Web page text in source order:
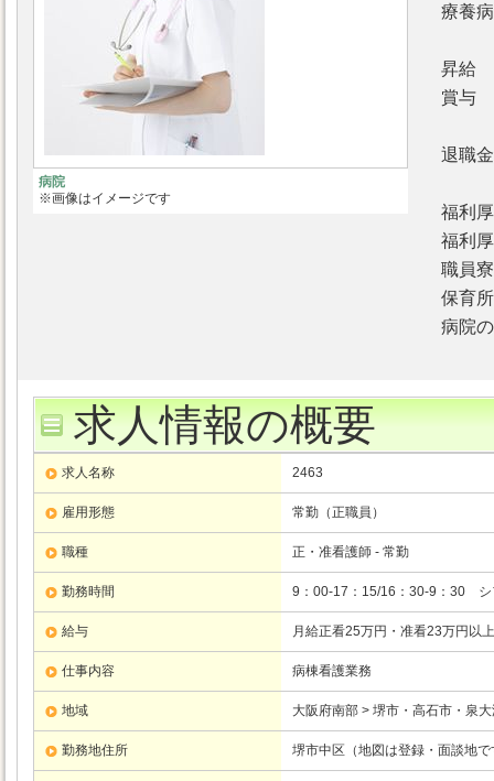
病院
※画像はイメージです
療養
昇給
賞与
退職
福利
福利
職員
保育
病院
求人情報の概要
求人名称 2463
雇用形態 常勤（正職員）
職種 正・准看護師 - 常勤
勤務時間 9：00-17：15/16：30-9：30 シ
給与 月給正看25万円・准看23万円以
仕事内容 病棟看護業務
地域 大阪府南部 > 堺市・高石市・泉
勤務地住所 堺市中区（地図は登録・面談地で